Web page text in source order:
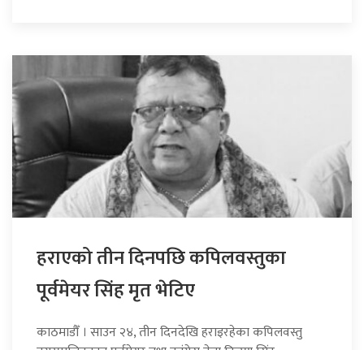
हराएको तीन दिनपछि कपिलवस्तुका
पूर्वमेयर सिंह मृत भेटिए
काठमाडौँ । साउन २४, तीन दिनदेखि हराइरहेका कपिलवस्तु